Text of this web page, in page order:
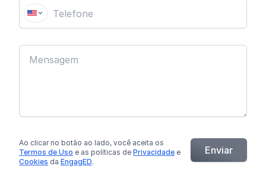
Ao clicar no botão ao lado, você aceita os
Termos de Uso e as políticas de Privacidade e
Cookies da EngagED.
Enviar